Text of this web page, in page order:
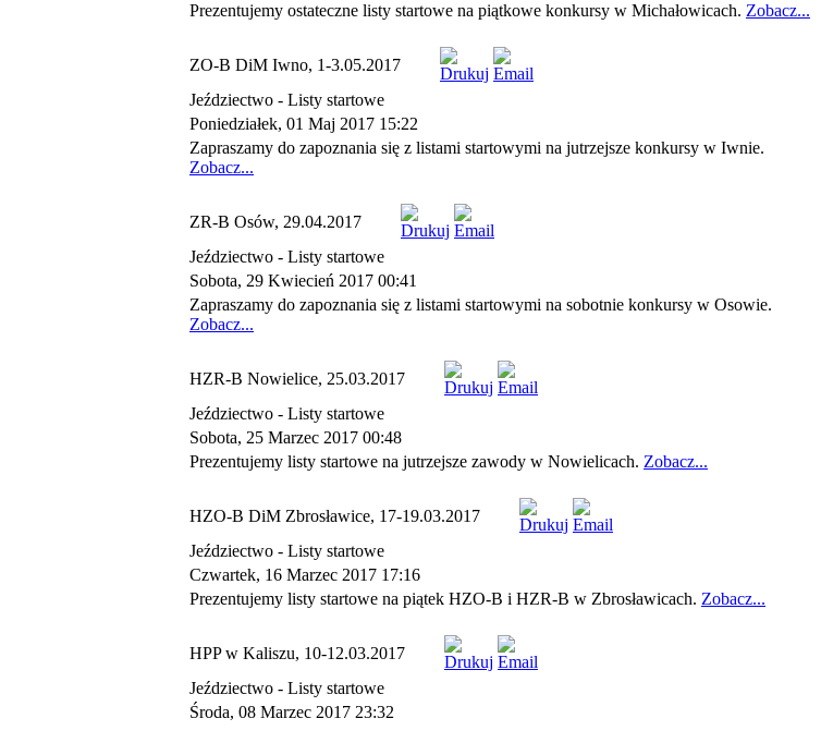
Prezentujemy ostateczne listy startowe na piątkowe konkursy w Michałowicach. Zobacz...
ZO-B DiM Iwno, 1-3.05.2017
Jeździectwo - Listy startowe
Poniedziałek, 01 Maj 2017 15:22
Zapraszamy do zapoznania się z listami startowymi na jutrzejsze konkursy w Iwnie.
Zobacz...
ZR-B Osów, 29.04.2017
Jeździectwo - Listy startowe
Sobota, 29 Kwiecień 2017 00:41
Zapraszamy do zapoznania się z listami startowymi na sobotnie konkursy w Osowie.
Zobacz...
HZR-B Nowielice, 25.03.2017
Jeździectwo - Listy startowe
Sobota, 25 Marzec 2017 00:48
Prezentujemy listy startowe na jutrzejsze zawody w Nowielicach. Zobacz...
HZO-B DiM Zbrosławice, 17-19.03.2017
Jeździectwo - Listy startowe
Czwartek, 16 Marzec 2017 17:16
Prezentujemy listy startowe na piątek HZO-B i HZR-B w Zbrosławicach. Zobacz...
HPP w Kaliszu, 10-12.03.2017
Jeździectwo - Listy startowe
Środa, 08 Marzec 2017 23:32